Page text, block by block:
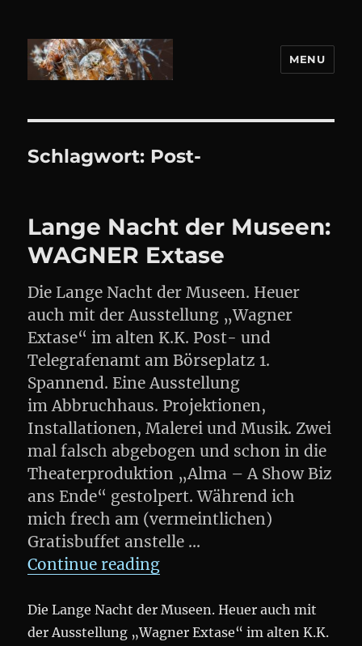
MENU
Schlagwort: Post-
Lange Nacht der Museen:
WAGNER Extase
Die Lange Nacht der Museen. Heuer
auch mit der Ausstellung „Wagner
Extase“ im alten K.K. Post- und
Telegrafenamt am Börseplatz 1.
Spannend. Eine Ausstellung
im Abbruchhaus. Projektionen,
Installationen, Malerei und Musik. Zwei
mal falsch abgebogen und schon in die
Theaterproduktion „Alma – A Show Biz
ans Ende“ gestolpert. Während ich
mich frech am (vermeintlichen)
Gratisbuffet anstelle …
Continue reading„Lange Nacht der
Die Lange Nacht der Museen. Heuer auch mit
der Ausstellung „Wagner Extase“ im alten K.K.